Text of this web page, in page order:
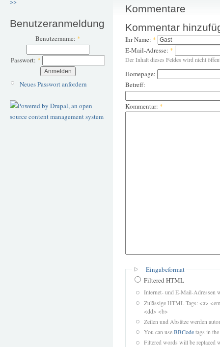
Benutzeranmeldung
Benutzername: *
Passwort: *
Neues Passwort anfordern
Kommentare
Kommentar
Ihr Name: *
E-Mail-Adresse: *
Der Inhalt dieses Feldes wird nicht
Homepage:
Betreff:
Kommentar: *
Eingabeformat
Filtered HTML
Internet- und E-Mail-Adressen
Zulässige HTML-Tags: <a>
<dd> <b>
Zeilen und Absätze werden
You can useBBCodetags in
Filtered words will be replaced